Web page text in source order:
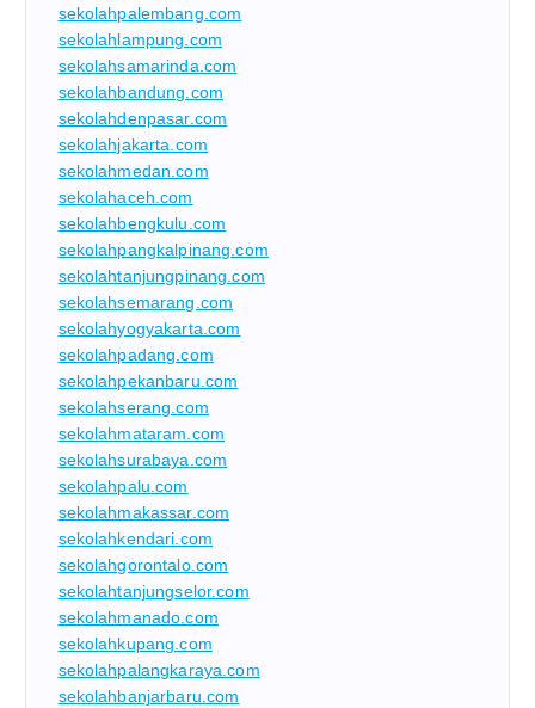
sekolahpalembang.com
sekolahlampung.com
sekolahsamarinda.com
sekolahbandung.com
sekolahdenpasar.com
sekolahjakarta.com
sekolahmedan.com
sekolahaceh.com
sekolahbengkulu.com
sekolahpangkalpinang.com
sekolahtanjungpinang.com
sekolahsemarang.com
sekolahyogyakarta.com
sekolahpadang.com
sekolahpekanbaru.com
sekolahserang.com
sekolahmataram.com
sekolahsurabaya.com
sekolahpalu.com
sekolahmakassar.com
sekolahkendari.com
sekolahgorontalo.com
sekolahtanjungselor.com
sekolahmanado.com
sekolahkupang.com
sekolahpalangkaraya.com
sekolahbanjarbaru.com